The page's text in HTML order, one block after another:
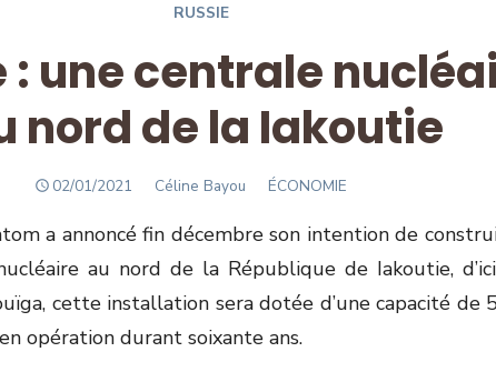
RUSSIE
: une centrale
nord de la Iakoutie
POSTED
02/01/2021 Author
Céline Bayou ÉCONOMIE
a annoncé fin décembre son intention de
au nord de la République de Iakoutie,
cette installation sera dotée d’une capacité de
opération durant soixante ans.